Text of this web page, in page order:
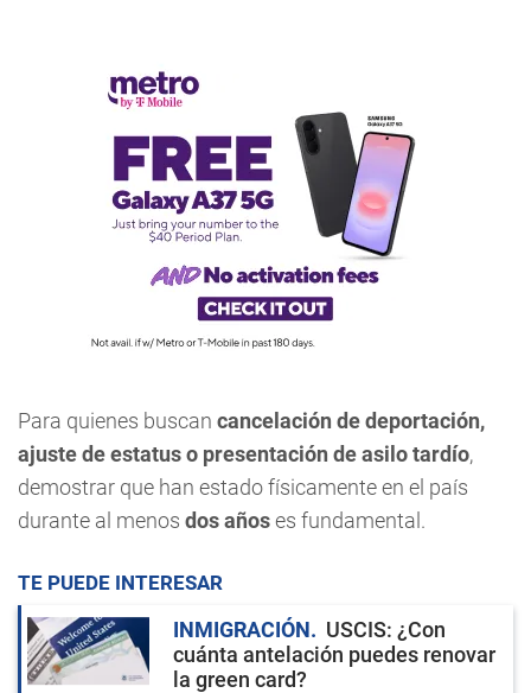
Para quienes buscan cancelación de deportación,
ajuste de estatus o presentación de asilo tardío,
demostrar que han estado físicamente en el país
durante al menos dos añoses fundamental.
TE PUEDE INTERESAR
INMIGRACIÓN
USCIS: ¿Con
cuánta antelación puedes renovar
la green card?